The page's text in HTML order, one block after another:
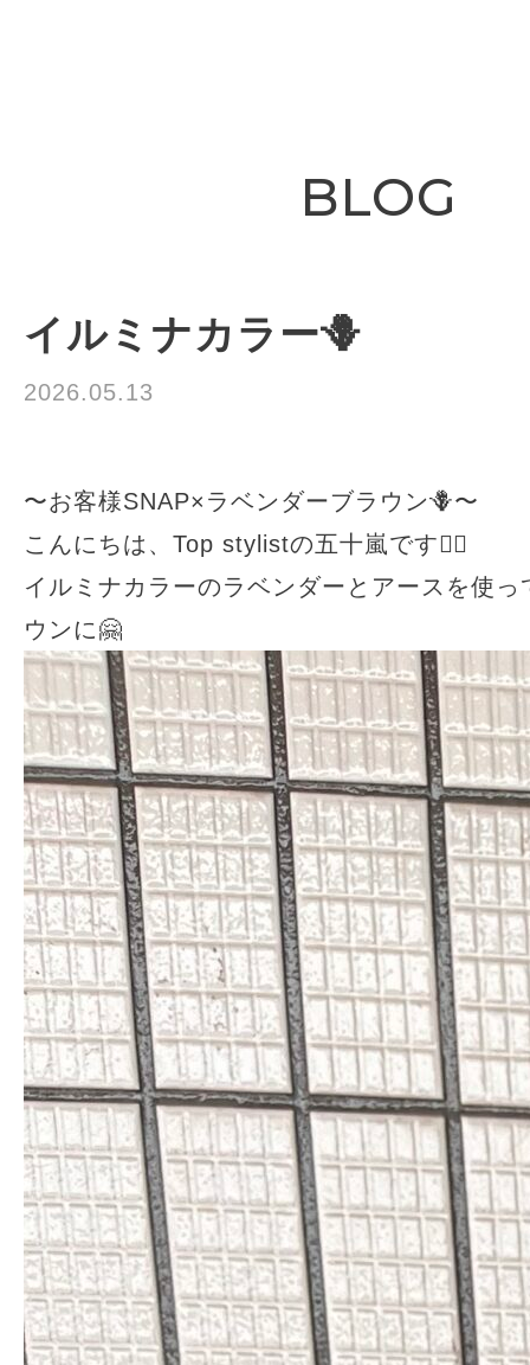
BLOG
イルミナカラー🪻
2026.05.13
〜お客様SNAP×ラベンダーブラウン🪻〜
こんにちは、Top stylistの五十嵐です🙋‍♀️
イルミナカラーのラベンダーとアースを使
ウンに🤗